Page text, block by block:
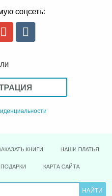
соцсеть:
КНИГИ НАШИ ПЛАТЬЯ
ПОДАРКИ КАРТА САЙТА